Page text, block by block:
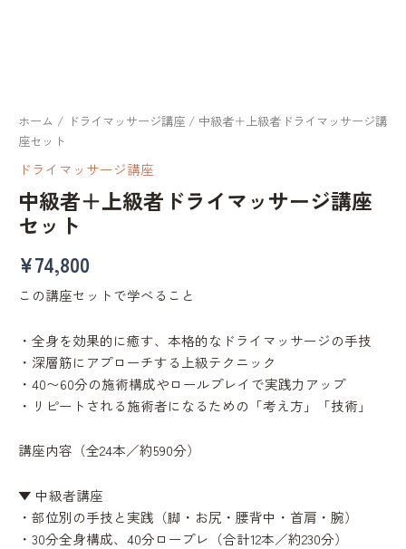
ホーム / ドライマッサージ講座 / 中級者＋上級者ドライマッサージ講
座セット
ドライマッサージ講座
中級者＋上級者ドライマッサージ講座
セット
¥74,800
この講座セットで学べること
・全身を効果的に癒す、本格的なドライマッサージの手技
・深層筋にアプローチする上級テクニック
・40〜60分の施術構成やロールプレイで実践力アップ
・リピートされる施術者になるための「考え方」「技術」
講座内容（全24本／約590分）
▼ 中級者講座
・部位別の手技と実践（脚・お尻・腰背中・首肩・腕）
・30分全身構成、40分ロープレ（合計12本／約230分）